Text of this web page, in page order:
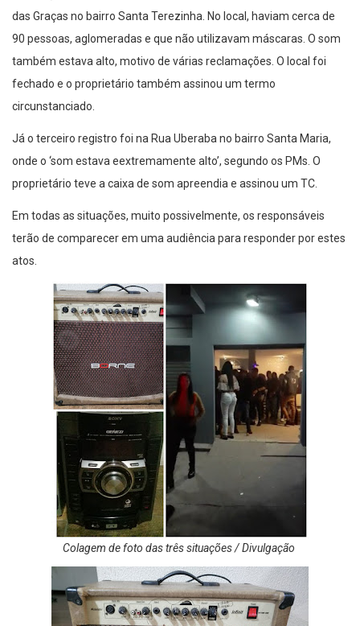
das Graças no bairro Santa Terezinha. No local, haviam cerca de
90 pessoas, aglomeradas e que não utilizavam máscaras. O som
também estava alto, motivo de várias reclamações. O local foi
fechado e o proprietário também assinou um termo
circunstanciado.
Já o terceiro registro foi na Rua Uberaba no bairro Santa Maria,
onde o ‘som estava eextremamente alto’, segundo os PMs. O
proprietário teve a caixa de som apreendia e assinou um TC.
Em todas as situações, muito possivelmente, os responsáveis
terão de comparecer em uma audiência para responder por estes
atos.
Colagem de foto das três situações / Divulgação